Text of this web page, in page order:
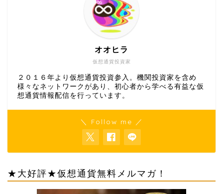
仮想通貨投資家
オオヒラ
２０１６年より仮想通貨投資参入。機関投資家を含め
様々なネットワークがあり、初心者から学べる有益な仮
想通貨情報配信を行っています。
＼ Follow me ／
★大好評★仮想通貨無料メルマガ！